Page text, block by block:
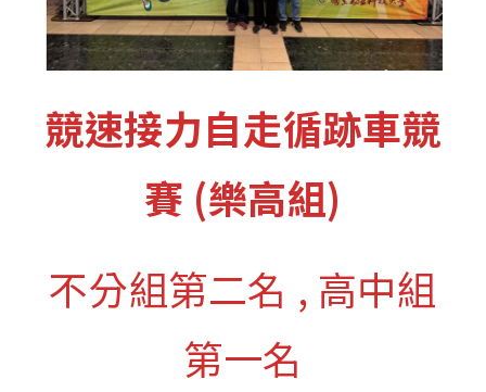
競速接力自走循跡車競
賽 (樂高組)
不分組第二名 , 高中組
第一名